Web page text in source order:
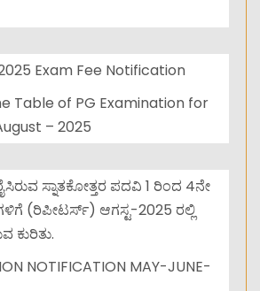
Exam Fee Notification
Table of PG Examination for
– 2025
ಸ್ನಾತಕೋತ್ತರ ಪದವಿ 1 ರಿಂದ 4ನೇ
(ರಿಪೀಟರ್ಸ್) ಆಗಸ್ಟ-2025 ರಲ್ಲಿ
ಕುರಿತು.
NOTIFICATION MAY-JUNE-